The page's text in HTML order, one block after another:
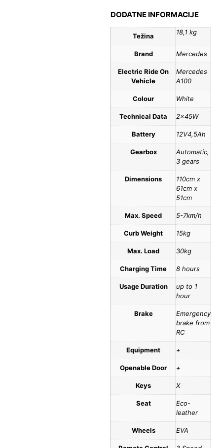
DODATNE INFORMACIJE
Težina 18,1 kg
Brand Mercedes
Electric Ride On
Vehicle
Mercedes
A100
Colour White
Technical Data 2x45W
Battery 12V4,5Ah
Gearbox
Automatic,
3 gears
Dimensions
110cm x
61cm x
51cm
Max. Speed 5-7km/h
Curb Weight 15kg
Max. Load 30kg
Charging Time 8 hours
Usage Duration
up to 1
hour
Brake
Emergency
brake from
RC
Equipment +
Openable Door +
Keys X
Seat
Eco-
leather
Wheels EVA